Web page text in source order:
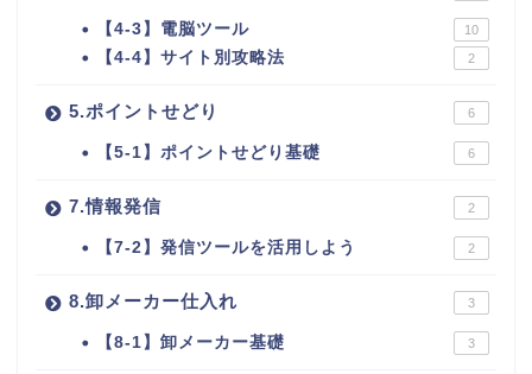
【4-3】電脳ツール 10
【4-4】サイト別攻略法 2
5.ポイントせどり 6
【5-1】ポイントせどり基礎 6
7.情報発信 2
【7-2】発信ツールを活用しよう 2
8.卸メーカー仕入れ 3
【8-1】卸メーカー基礎 3